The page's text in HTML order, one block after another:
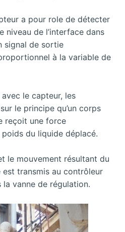
a pour role de détecter
niveau de l’interface dans
signal de sortie
à la variable de
le capteur, les
le principe qu’un corps
reçoit une force
du liquide déplacé.
le mouvement résultant du
transmis au contrôleur
vanne de régulation.